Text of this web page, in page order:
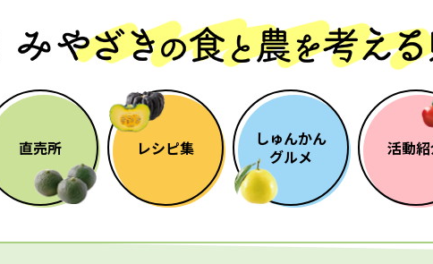
直売所 レシピ集
しゅんかん
グルメ
活動